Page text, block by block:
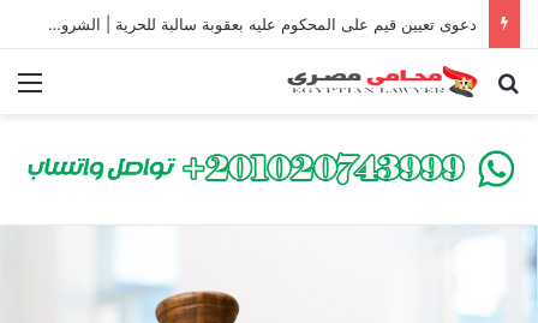
دعوى تعيين قيم على المحكوم عليه بعقوبة سالبة للحرية | الشروط والصيغة القانونية
بحث عن